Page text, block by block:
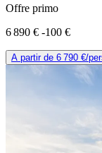
Offre primo
6 890 € -100 €
A partir de 6 790 €/